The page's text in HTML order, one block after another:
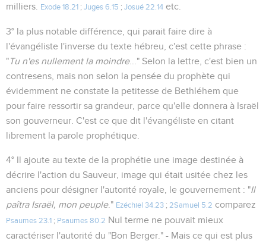
milliers.
Exode 18.21 ; Juges 6.15 ; Josué 22.14 etc.
3° la plus notable différence, qui parait faire dire à
l'évangéliste l'inverse du texte hébreu, c'est cette phrase :
"Tu n'es nullement la moindre..." Selon la lettre, c'est bien un
contresens, mais non selon la pensée du prophète qui
évidemment ne constate la petitesse de Bethléhem que
pour faire ressortir sa grandeur, parce qu'elle donnera à Israël
son gouverneur. C'est ce que dit l'évangéliste en citant
librement la parole prophétique.
4° Il ajoute au texte de la prophétie une image destinée à
décrire l'action du Sauveur, image qui était usitée chez les
anciens pour désigner l'autorité royale, le gouvernement : "Il
paîtra Israël, mon peuple." Ezéchiel 34.23 ; 2Samuel 5.2 comparez
Psaumes 23.1 ; Psaumes 80.2 Nul terme ne pouvait mieux
caractériser l'autorité du "Bon Berger." - Mais ce qui est plus